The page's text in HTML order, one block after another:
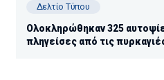
Δελτίο Τύπου
Ολοκληρώθηκαν 325
πληγείσες από τις